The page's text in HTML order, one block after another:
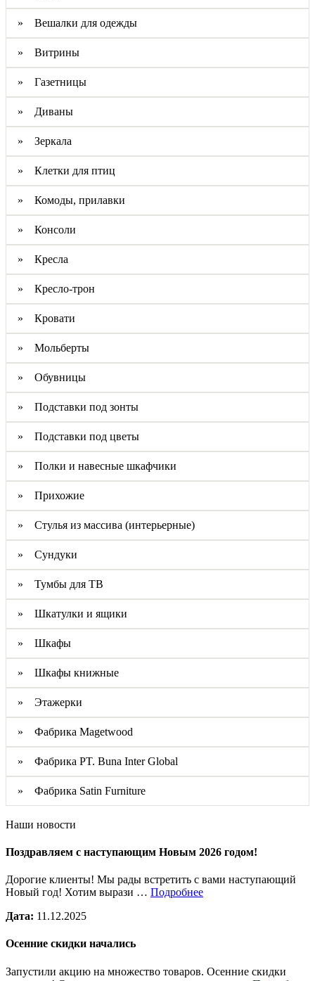
» Вешалки для одежды
» Витрины
» Газетницы
» Диваны
» Зеркала
» Клетки для птиц
» Комоды, прилавки
» Консоли
» Кресла
» Кресло-трон
» Кровати
» Мольберты
» Обувницы
» Подставки под зонты
» Подставки под цветы
» Полки и навесные шкафчики
» Прихожие
» Стулья из массива (интерьерные)
» Сундуки
» Тумбы для ТВ
» Шкатулки и ящики
» Шкафы
» Шкафы книжные
» Этажерки
» Фабрика Magetwood
» Фабрика PT. Buna Inter Global
» Фабрика Satin Furniture
Наши новости
Поздравляем с наступающим Новым 2026 годом!
Дорогие клиенты! Мы рады встретить с вами наступающий
Новый год! Хотим вырази … Подробнее
Дата: 11.12.2025
Осенние скидки начались
Запустили акцию на множество товаров. Осенние скидки